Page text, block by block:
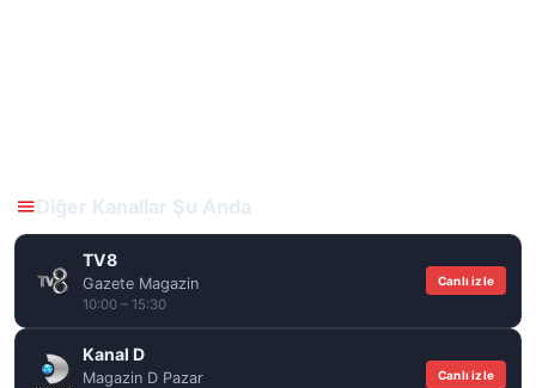
TV8
Gazete Magazin
10:00 – 15:30
Canlı izle
Kanal D
Magazin D Pazar Canlı izle